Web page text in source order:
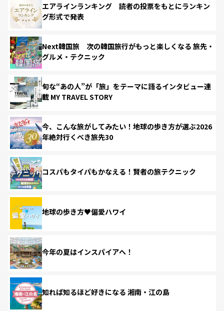
エアラインランキング 読者の投票をもとにランキン
グ形式で発表
Next韓国旅 次の韓国旅行がもっと楽しくなる 旅先・
グルメ・テクニック
旬な“あの人”が「旅」をテーマに語るインタビュー連
載 MY TRAVEL STORY
今、こんな旅がしてみたい！地球の歩き方が選ぶ2026
年絶対行くべき旅先30
コスパもタイパもかなえる！賢者の旅テクニック
地球の歩き方♥偏愛ハワイ
今年の夏はインスパイアへ！
知れば知るほど好きになる 湘南・江の島